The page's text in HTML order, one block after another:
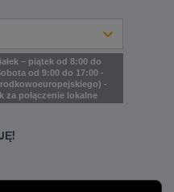
– piątek od 8:00 do
od 9:00 do 17:00 -
-
za połączenie lokalne